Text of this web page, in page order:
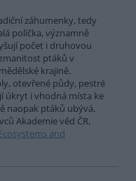
záhumenky, tedy
políčka, významně
počet i druhovou
ptáků v
krajině.
otevřené půdy, pestré
úkryt i vhodná místa ke
naopak ptáků ubývá,
Akademie věd ČR,
and